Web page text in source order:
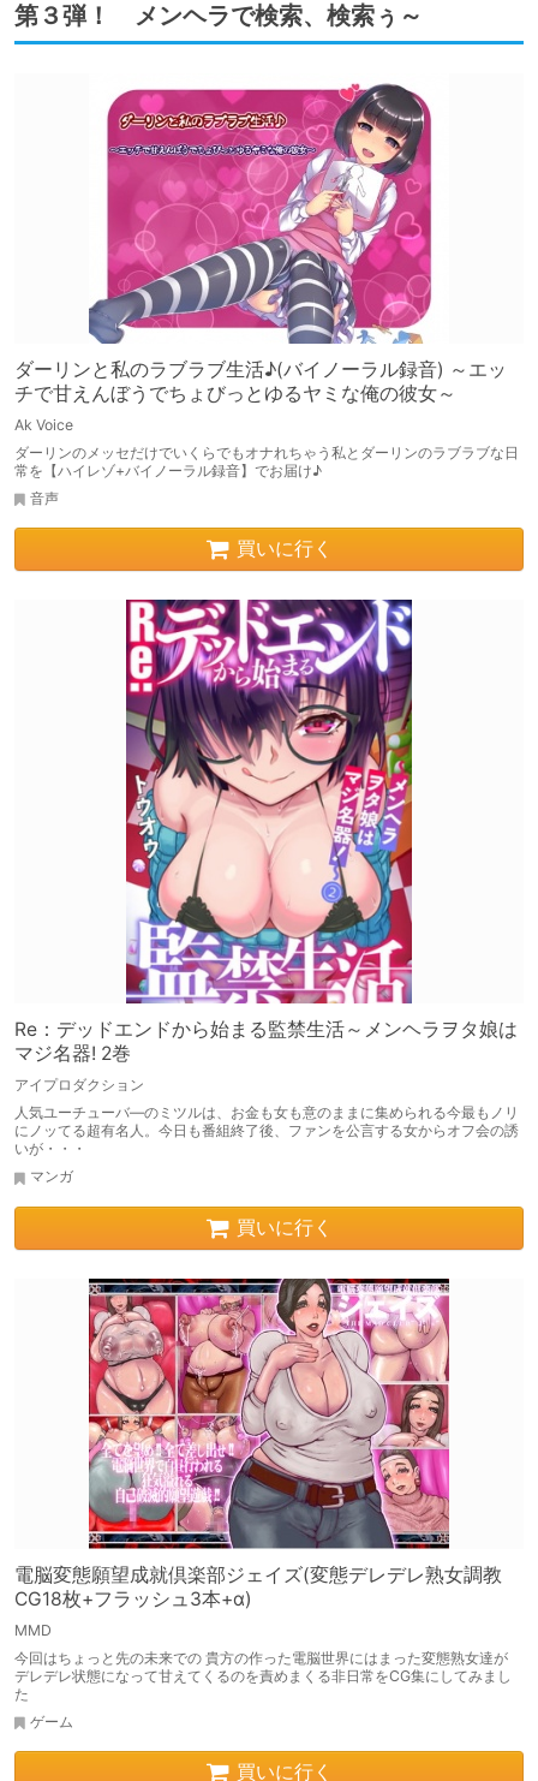
第３弾！ メンヘラで検索、検索ぅ～
ダーリンと私のラブラブ生活♪(バイノーラル録音) ～エッ
チで甘えんぼうでちょびっとゆるヤミな俺の彼女～
Ak Voice
ダーリンのメッセだけでいくらでもオナれちゃう私とダーリンのラブラブな日
常を【ハイレゾ+バイノーラル録音】でお届け♪
音声
買いに行く
Re：デッドエンドから始まる監禁生活～メンヘラヲタ娘は
マジ名器! 2巻
アイプロダクション
人気ユーチューバ―のミツルは、お金も女も意のままに集められる今最もノリ
にノッてる超有名人。今日も番組終了後、ファンを公言する女からオフ会の誘
いが・・・
マンガ
買いに行く
電脳変態願望成就倶楽部ジェイズ(変態デレデレ熟女調教
CG18枚+フラッシュ3本+α)
MMD
今回はちょっと先の未来での 貴方の作った電脳世界にはまった変態熟女達が
デレデレ状態になって甘えてくるのを責めまくる非日常をCG集にしてみまし
た
ゲーム
買いに行く